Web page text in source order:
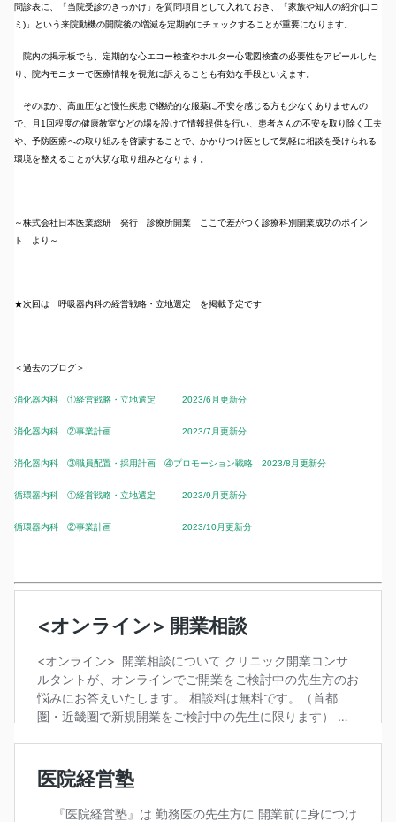
問診表に、「当院受診のきっかけ」を質問項目として入れておき、「家族や知人の紹介(口コ
ミ)」という来院動機の開院後の増減を定期的にチェックすることが重要になります。
院内の掲示板でも、定期的な心エコー検査やホルター心電図検査の必要性をアピールした
り、院内モニターで医療情報を視覚に訴えることも有効な手段といえます。
そのほか、高血圧など慢性疾患で継続的な服薬に不安を感じる方も少なくありませんの
で、月1回程度の健康教室などの場を設けて情報提供を行い、患者さんの不安を取り除く工夫
や、予防医療への取り組みを啓蒙することで、かかりつけ医として気軽に相談を受けられる
環境を整えることが大切な取り組みとなります。
～株式会社日本医業総研 発行 診療所開業 ここで差がつく診療科別開業成功のポイン
ト より～
★次回は 呼吸器内科の経営戦略・立地選定 を掲載予定です
＜過去のブログ＞
消化器内科 ①経営戦略・立地選定 2023/6月更新分
消化器内科 ②事業計画 2023/7月更新分
消化器内科 ③職員配置・採用計画 ④プロモーション戦略 2023/8月更新分
循環器内科 ①経営戦略・立地選定 2023/9月更新分
循環器内科 ②事業計画 2023/10月更新分